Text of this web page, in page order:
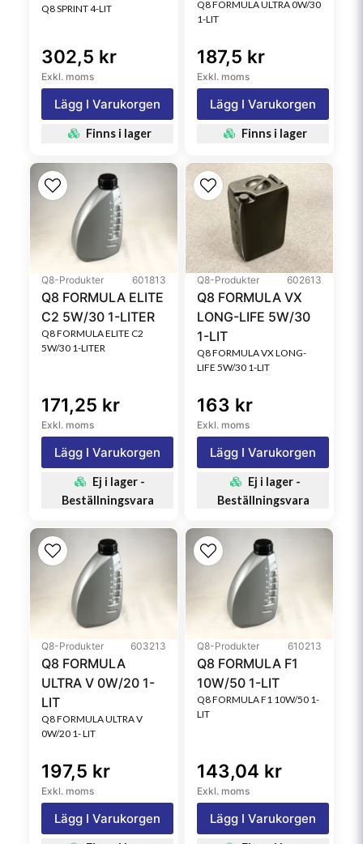
Q8 SPRINT 4-LIT
302,5 kr
Exkl. moms
Lägg I Varukorgen
Finns i lager
Q8 FORMULA ULTRA 0W/30
1-LIT
187,5 kr
Exkl. moms
Lägg I Varukorgen
Finns i lager
Q8-Produkter 601813
Q8 FORMULA ELITE
C2 5W/30 1-LITER
Q8 FORMULA ELITE C2
5W/30 1-LITER
171,25 kr
Exkl. moms
Lägg I Varukorgen
Ej i lager -
Beställningsvara
Q8-Produkter 602613
Q8 FORMULA VX
LONG-LIFE 5W/30
1-LIT
Q8 FORMULA VX LONG-
LIFE 5W/30 1-LIT
163 kr
Exkl. moms
Lägg I Varukorgen
Ej i lager -
Beställningsvara
Q8-Produkter 603213
Q8 FORMULA
ULTRA V 0W/20 1-
LIT
Q8 FORMULA ULTRA V
0W/20 1- LIT
197,5 kr
Exkl. moms
Lägg I Varukorgen
Q8-Produkter 610213
Q8 FORMULA F1
10W/50 1-LIT
Q8 FORMULA F1 10W/50 1-
LIT
143,04 kr
Exkl. moms
Lägg I Varukorgen